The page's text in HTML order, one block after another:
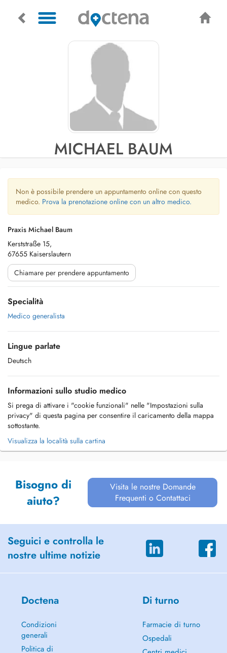
MICHAEL BAUM
Non è possibile prendere un appuntamento online con questo
medico. Prova la prenotazione online con un altro medico.
Praxis Michael Baum
Kerststraße 15,
67655 Kaiserslautern
Chiamare per prendere appuntamento
Specialità
Medico generalista
Lingue parlate
Deutsch
Informazioni sullo studio medico
Si prega di attivare i "cookie funzionali" nelle "Impostazioni sulla
privacy" di questa pagina per consentire il caricamento della mappa
sottostante.
Visualizza la località sulla cartina
Bisogno di
aiuto?
Visita le nostre Domande
Frequenti o Contattaci
Seguici e controlla le
nostre ultime notizie
Doctena
Condizioni
generali
Politica di
Di turno
Farmacie di turno
Ospedali